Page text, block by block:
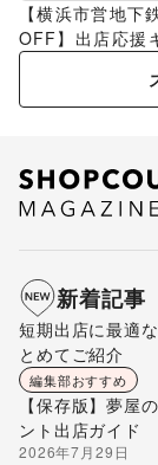
【横浜市営地下
OFF】出店応援
特集
新着記事
短期出店に最適
とめてご紹介
編集部おすすめ
【保存版】夢屋
ント出店ガイド
2026年7月29日